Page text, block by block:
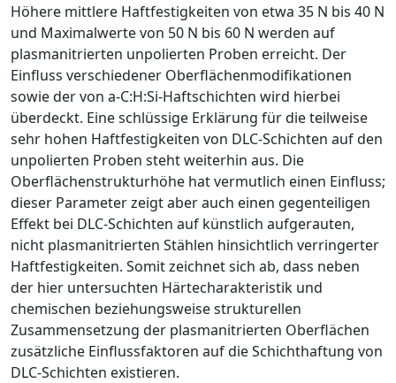
Höhere mittlere Haftfestigkeiten von etwa 35 N bis 40 N
und Maximalwerte von 50 N bis 60 N werden auf
plasmanitrierten unpolierten Proben erreicht. Der
Einfluss verschiedener Oberflächenmodifikationen
sowie der von a-C:H:Si-Haftschichten wird hierbei
überdeckt. Eine schlüssige Erklärung für die teilweise
sehr hohen Haftfestigkeiten von DLC-Schichten auf den
unpolierten Proben steht weiterhin aus. Die
Oberflächenstrukturhöhe hat vermutlich einen Einfluss;
dieser Parameter zeigt aber auch einen gegenteiligen
Effekt bei DLC-Schichten auf künstlich aufgerauten,
nicht plasmanitrierten Stählen hinsichtlich verringerter
Haftfestigkeiten. Somit zeichnet sich ab, dass neben
der hier untersuchten Härtecharakteristik und
chemischen beziehungsweise strukturellen
Zusammensetzung der plasmanitrierten Oberflächen
zusätzliche Einflussfaktoren auf die Schichthaftung von
DLC-Schichten existieren.